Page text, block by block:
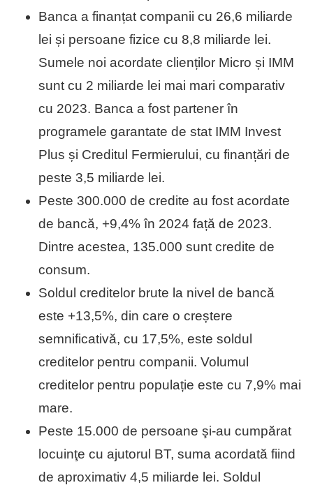
Banca a finanțat companii cu 26,6 miliarde
lei și persoane fizice cu 8,8 miliarde lei.
Sumele noi acordate clienților Micro și IMM
sunt cu 2 miliarde lei mai mari comparativ
cu 2023. Banca a fost partener în
programele garantate de stat IMM Invest
Plus și Creditul Fermierului, cu finanțări de
peste 3,5 miliarde lei.
Peste 300.000 de credite au fost acordate
de bancă, +9,4% în 2024 față de 2023.
Dintre acestea, 135.000 sunt credite de
consum.
Soldul creditelor brute la nivel de bancă
este +13,5%, din care o creștere
semnificativă, cu 17,5%, este soldul
creditelor pentru companii. Volumul
creditelor pentru populație este cu 7,9% mai
mare.
Peste 15.000 de persoane şi-au cumpărat
locuinţe cu ajutorul BT, suma acordată fiind
de aproximativ 4,5 miliarde lei. Soldul